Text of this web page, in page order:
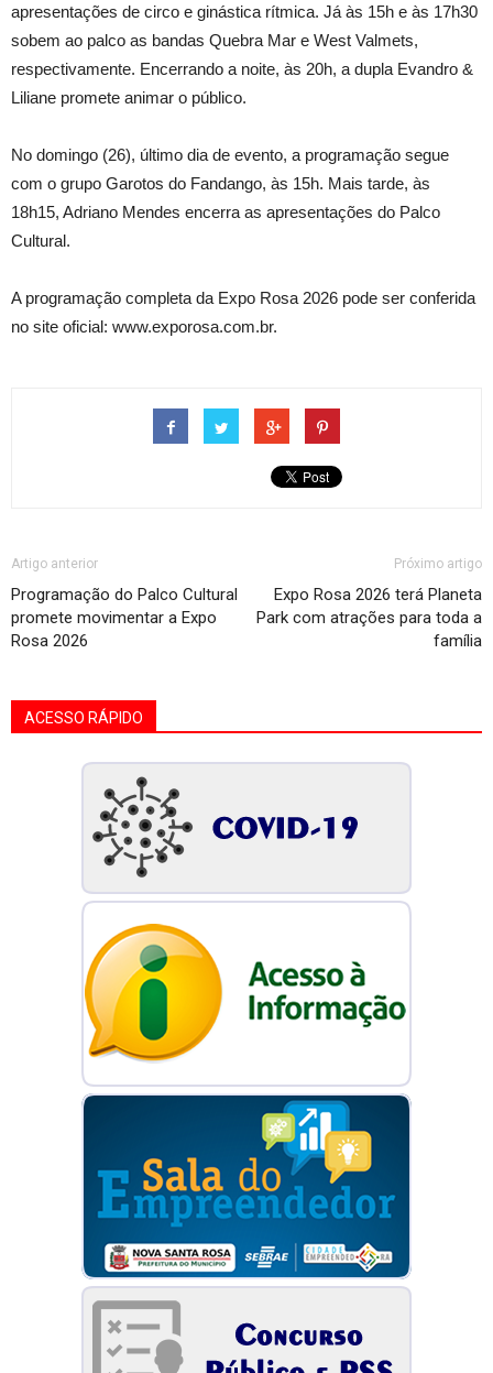
apresentações de circo e ginástica rítmica. Já às 15h e às 17h30
sobem ao palco as bandas Quebra Mar e West Valmets,
respectivamente. Encerrando a noite, às 20h, a dupla Evandro &
Liliane promete animar o público.
No domingo (26), último dia de evento, a programação segue
com o grupo Garotos do Fandango, às 15h. Mais tarde, às
18h15, Adriano Mendes encerra as apresentações do Palco
Cultural.
A programação completa da Expo Rosa 2026 pode ser conferida
no site oficial: www.exporosa.com.br.
Artigo anterior
Programação do Palco Cultural
promete movimentar a Expo
Rosa 2026
Próximo artigo
Expo Rosa 2026 terá Planeta
Park com atrações para toda a
família
ACESSO RÁPIDO